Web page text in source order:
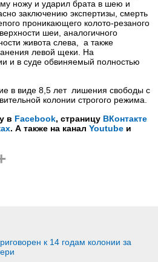
ножу и ударил брата в шею и
заключению экспертизы, смерть
проникающего колото-резаного
шеи, аналогичного
живота слева, а также
левой щеки. На
и в суде обвиняемый полностью
в виде 8,5 лет лишения свободы с
колонии строгого режима.
в Facebook, страницу ВКонтакте
. А также на канал Youtube и
к 14 годам колонии за